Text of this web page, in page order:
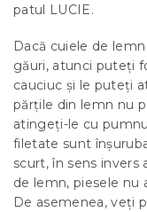
patul LUCIE.
Dacă cuiele de
găuri, atunci puteți
cauciuc și le puteți
părțile din lemn nu
atingeți-le cu
filetate sunt
scurt, în sens invers
de lemn, piesele nu
De asemenea, veți